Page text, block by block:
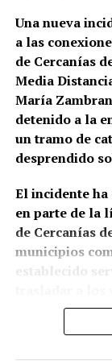
Pepe
aquella
José Tejada
artistas que
escala. Su
centrales del
fandangos, los
personal de
seguidores,
controversias
concepciones
y los matices
Una nueva
a las
de Cercanías
Media
María
detenido a la
un tramo de
desprendido
El incidente
en parte de la
de Cercanías
municipios
establecido
equipos